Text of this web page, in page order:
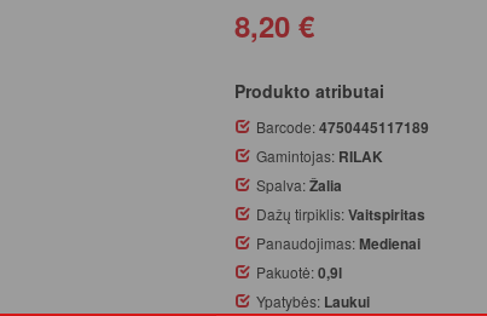
8,20 €
Produkto atributai
Barcode:4750445117189
Gamintojas: RILAK
Spalva:Žalia
Dažų tirpiklis:Vaitspiritas
Panaudojimas: Medienai
Pakuotė:0,9l
Ypatybės: Laukui